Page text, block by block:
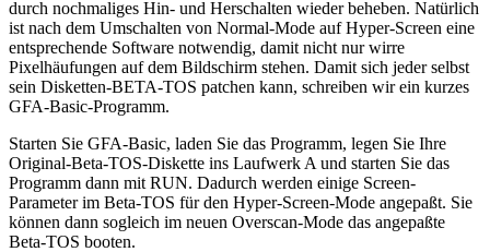
durch nochmaliges Hin- und Herschalten wieder beheben. Natürlich
ist nach dem Umschalten von Normal-Mode auf Hyper-Screen eine
entsprechende Software notwendig, damit nicht nur wirre
Pixelhäufungen auf dem Bildschirm stehen. Damit sich jeder selbst
sein Disketten-BETA-TOS patchen kann, schreiben wir ein kurzes
GFA-Basic-Programm.
Starten Sie GFA-Basic, laden Sie das Programm, legen Sie Ihre
Original-Beta-TOS-Diskette ins Laufwerk A und starten Sie das
Programm dann mit RUN. Dadurch werden einige Screen-
Parameter im Beta-TOS für den Hyper-Screen-Mode angepaßt. Sie
können dann sogleich im neuen Overscan-Mode das angepaßte
Beta-TOS booten.